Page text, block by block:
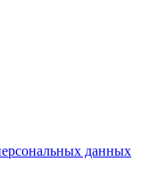
данных